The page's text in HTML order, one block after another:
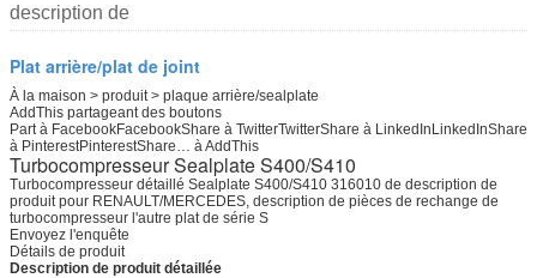
description de
Plat arrière/plat de joint
À la maison > produit > plaque arrière/sealplate
AddThis partageant des boutons
Part à FacebookFacebookShare à TwitterTwitterShare à LinkedInLinkedInShare
à PinterestPinterestShare… à AddThis
Turbocompresseur Sealplate S400/S410
Turbocompresseur détaillé Sealplate S400/S410 316010 de description de
produit pour RENAULT/MERCEDES, description de pièces de rechange de
turbocompresseur l'autre plat de série S
Envoyez l'enquête
Détails de produit
Description de produit détaillée